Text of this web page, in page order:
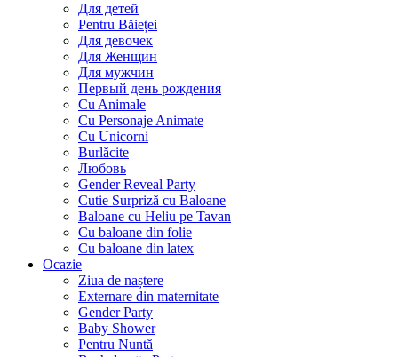
Для детей
Pentru Băieței
Для девочек
Для Женщин
Для мужчин
Первый день рождения
Cu Animale
Cu Personaje Animate
Cu Unicorni
Burlăcite
Любовь
Gender Reveal Party
Cutie Surpriză cu Baloane
Baloane cu Heliu pe Tavan
Cu baloane din folie
Cu baloane din latex
Ocazie
Ziua de naștere
Externare din maternitate
Gender Party
Baby Shower
Pentru Nuntă